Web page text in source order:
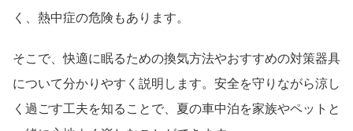
く、熱中症の危険もあります。
そこで、快適に眠るための換気方法やおすすめの対策器具
について分かりやすく説明します。安全を守りながら涼し
く過ごす工夫を知ることで、夏の車中泊を家族やペットと